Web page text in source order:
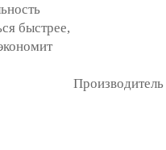
быстрее,
Производитель